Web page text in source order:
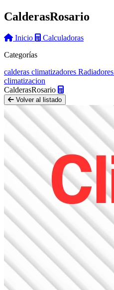
CalderasRosario
Inicio
Calculadoras
Categorías
calderas climatizadores Radiadores
climatizacion
CalderasRosario
Volver al listado